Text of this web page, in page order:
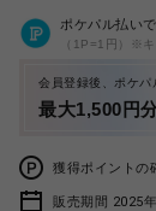
ポケパル払いで
（1P=1円）※キ
会員登録後、ポケ
最大1,500円
獲得ポイントの
販売期間 2025